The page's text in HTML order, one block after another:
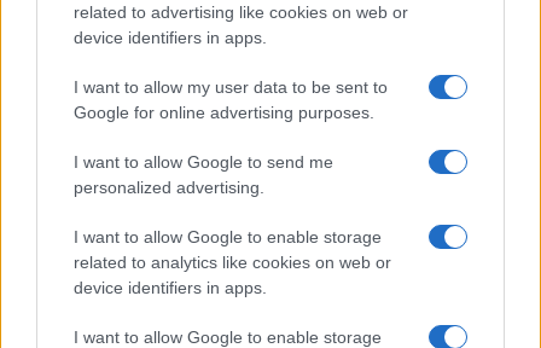
related to advertising like cookies on web or
device identifiers in apps.
I want to allow my user data to be sent to
Google for online advertising purposes.
I want to allow Google to send me
personalized advertising.
I want to allow Google to enable storage
related to analytics like cookies on web or
device identifiers in apps.
I want to allow Google to enable storage
Precedente
l’ombra del
mistero: Roma in
allerta
Successiva
verità: cosa ci
insegna l’omicidio